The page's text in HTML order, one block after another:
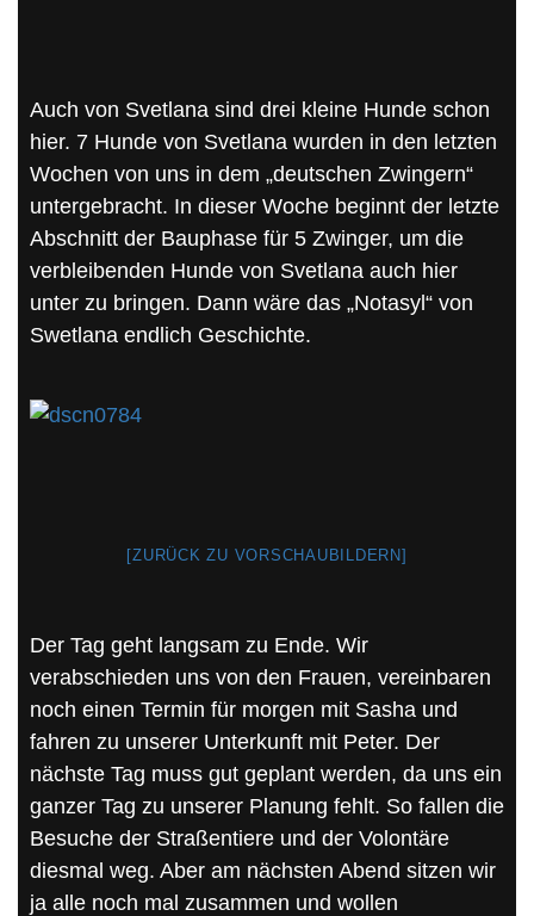
Auch von Svetlana sind drei kleine Hunde schon
hier. 7 Hunde von Svetlana wurden in den letzten
Wochen von uns in dem „deutschen Zwingern“
untergebracht. In dieser Woche beginnt der letzte
Abschnitt der Bauphase für 5 Zwinger, um die
verbleibenden Hunde von Svetlana auch hier
unter zu bringen. Dann wäre das „Notasyl“ von
Swetlana endlich Geschichte.
[ZURÜCK ZU VORSCHAUBILDERN]
Der Tag geht langsam zu Ende. Wir
verabschieden uns von den Frauen, vereinbaren
noch einen Termin für morgen mit Sasha und
fahren zu unserer Unterkunft mit Peter. Der
nächste Tag muss gut geplant werden, da uns ein
ganzer Tag zu unserer Planung fehlt. So fallen die
Besuche der Straßentiere und der Volontäre
diesmal weg. Aber am nächsten Abend sitzen wir
ja alle noch mal zusammen und wollen